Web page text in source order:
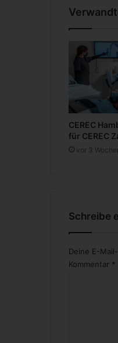
e
a
o
g
s
a
u
s
c
h
CEREC
für CEREC
vor 3
Schreibe
Deine E-
Kommentar *